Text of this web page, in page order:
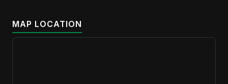
MAP LOCATION